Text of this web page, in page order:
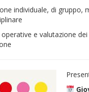
individuale, di gruppo,
e valutazione